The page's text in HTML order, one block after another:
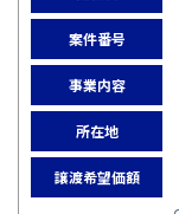
案件番号
事業内容
所在地
譲渡希望価額